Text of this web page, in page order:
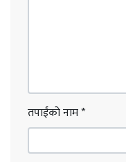
तपाईंको नाम*